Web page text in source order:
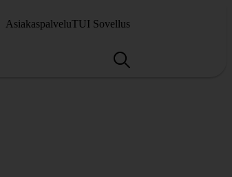
AsiakaspalveluTUI Sovellus